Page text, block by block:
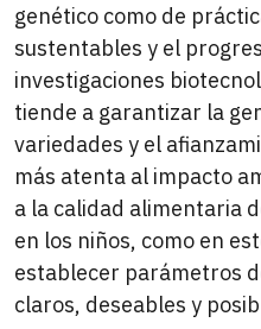
genético como de
sustentables y el
investigaciones
tiende a garantizar la
variedades y el
más atenta al impacto
a la calidad alimentaria
en los niños, como en
establecer parámetros
claros, deseables y